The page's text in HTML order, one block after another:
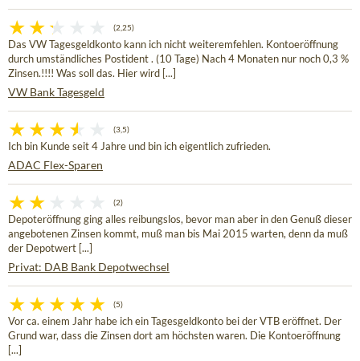
(2,25)
Das VW Tagesgeldkonto kann ich nicht weiteremfehlen. Kontoeröffnung
durch umständliches Postident . (10 Tage) Nach 4 Monaten nur noch 0,3 %
Zinsen.!!!! Was soll das. Hier wird [...]
VW Bank Tagesgeld
(3,5)
Ich bin Kunde seit 4 Jahre und bin ich eigentlich zufrieden.
ADAC Flex-Sparen
(2)
Depoteröffnung ging alles reibungslos, bevor man aber in den Genuß dieser
angebotenen Zinsen kommt, muß man bis Mai 2015 warten, denn da muß
der Depotwert [...]
Privat: DAB Bank Depotwechsel
(5)
Vor ca. einem Jahr habe ich ein Tagesgeldkonto bei der VTB eröffnet. Der
Grund war, dass die Zinsen dort am höchsten waren. Die Kontoeröffnung
[...]